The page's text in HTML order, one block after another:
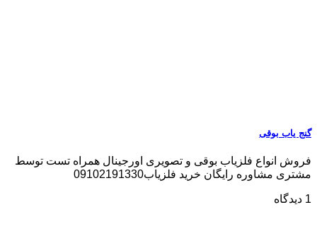
گنج یاب بوقی
فروش انواع فلزیاب بوقی و تصویری اورجینال همراه تست توسط
مشتری مشاوره رایگان خرید فلزیاب09102191330
1 دیدگاه